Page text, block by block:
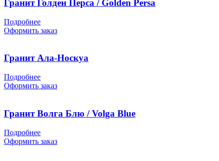
Гранит Голден Перса / Golden Persa
Подробнее
Оформить заказ
Гранит Ала-Носкуа
Подробнее
Оформить заказ
Гранит Волга Блю / Volga Blue
Подробнее
Оформить заказ